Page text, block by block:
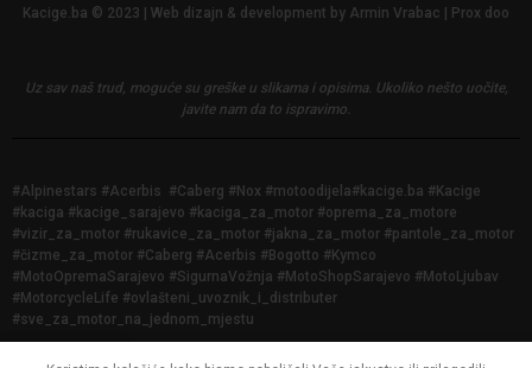
Kacige.ba © 2023 | Web dizajn & development by Armin Vrabac | Prox doo
Uz sav naš trud, moguće su greške u slikama i opisima. Ukoliko nešto uočite,
javite nam da to ispravimo.
#Alpinestars #Acerbis #Caberg #Nox #motoodijela#kacige.ba #Kacige
#kaciga #kacige_sarajevo #kaciga_za_motor #oprema_za_motore
#vizir_za_motor #rukavice_za_motor #jakna_za_motor #pantole_za_motor
#čizme_za_motor #Caberg #Acerbis #Bogotto #Kymco
#MotoOpremaSarajevo #SigurnaVožnja #MotoShopSarajevo #MotoLjubav
#MotorcycleLife #ovlašteni_uvoznik_i_distributer
#sve_za_motor_na_jednom_mjestu